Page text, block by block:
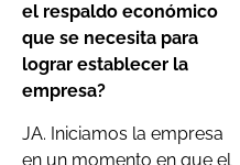
el respaldo económico
que se necesita para
lograr establecer la
empresa?
JA. Iniciamos la empresa
en un momento en que el